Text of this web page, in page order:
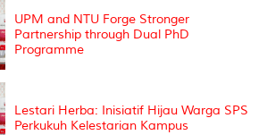
s
UPM and NTU Forge Stronger
Partnership through Dual PhD
Programme
Lestari Herba: Inisiatif Hijau Warga SPS
Perkukuh Kelestarian Kampus